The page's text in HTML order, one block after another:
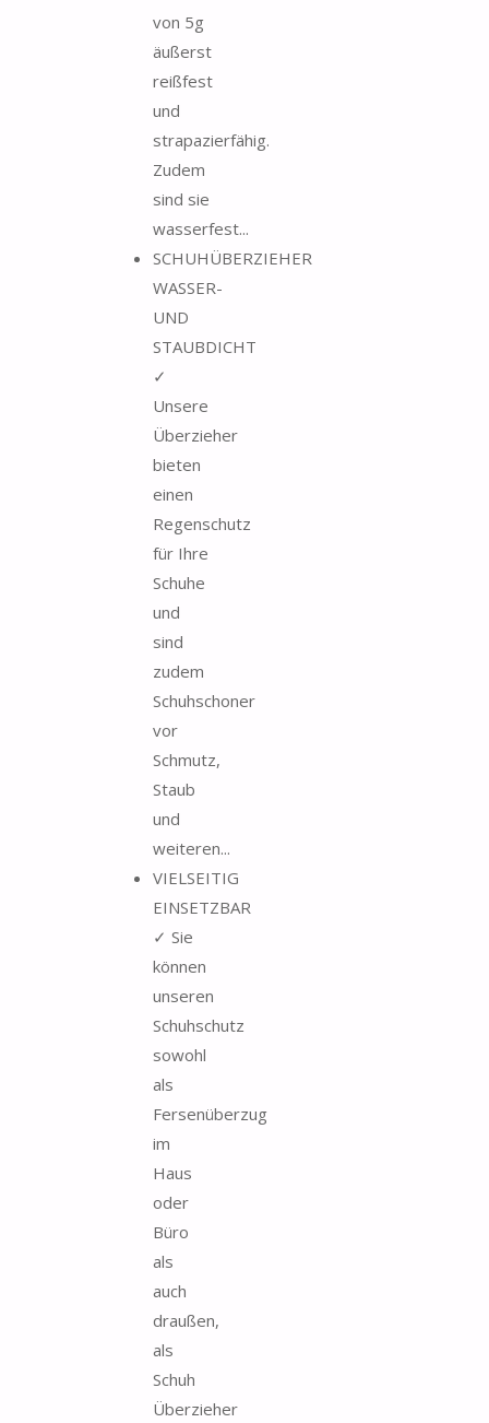
von 5g
äußerst
reißfest
und
strapazierfähig.
Zudem
sind sie
wasserfest...
SCHUHÜBERZIEHER
WASSER-
UND
STAUBDICHT
✓
Unsere
Überzieher
bieten
einen
Regenschutz
für Ihre
Schuhe
und
sind
zudem
Schuhschoner
vor
Schmutz,
Staub
und
weiteren...
VIELSEITIG
EINSETZBAR
✓ Sie
können
unseren
Schuhschutz
sowohl
als
Fersenüberzug
im
Haus
oder
Büro
als
auch
draußen,
als
Schuh
Überzieher